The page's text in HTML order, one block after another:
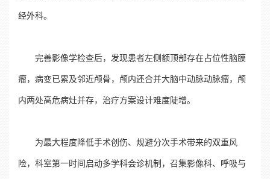
经外科。
完善影像学检查后，发现患者左侧额顶部存在占位性脑膜
瘤，病变已累及邻近颅骨，颅内还合并大脑中动脉动脉瘤，颅
内两处高危病灶并存，治疗方案设计难度陡增。
为最大程度降低手术创伤、规避分次手术带来的双重风
险，科室第一时间启动多学科会诊机制，召集影像科、呼吸与